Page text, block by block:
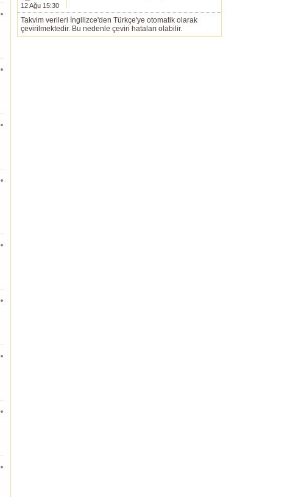
12 Ağu 15:30
Takvim verileri İngilizce'den Türkçe'ye otomatik olarak
çevirilmektedir. Bu nedenle çeviri hataları olabilir.